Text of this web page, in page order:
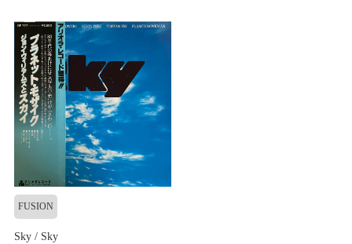
FUSION
Sky / Sky